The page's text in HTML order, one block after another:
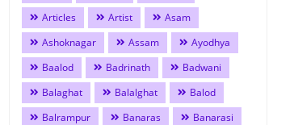
Articles
Artist
Asam
Ashoknagar
Assam
Ayodhya
Baalod
Badrinath
Badwani
Balaghat
Balalghat
Balod
Balrampur
Banaras
Banarasi